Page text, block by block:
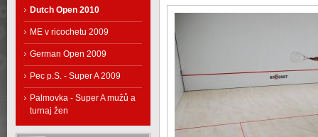
Dutch Open 2010
ME v ricochetu 2009
German Open 2009
Pec p.S. - Super A 2009
Palmovka - Super A mužů a
turnaj žen